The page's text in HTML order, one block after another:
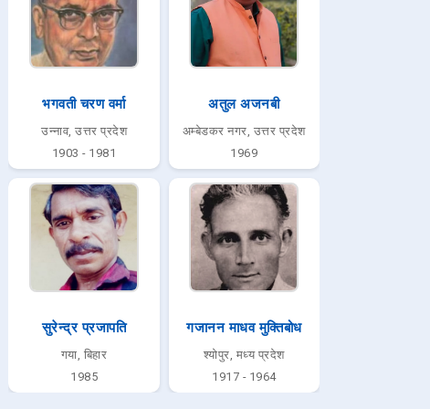
भगवती चरण वर्मा
उन्नाव, उत्तर प्रदेश
1903 - 1981
अतुल अजनबी
अम्बेडकर नगर, उत्तर प्रदेश
1969
सुरेन्द्र प्रजापति
गया, बिहार
1985
गजानन माधव मुक्तिबोध
श्योपुर, मध्य प्रदेश
1917 - 1964